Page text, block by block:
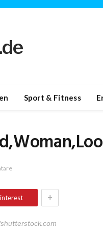
Sport & Fitness
+